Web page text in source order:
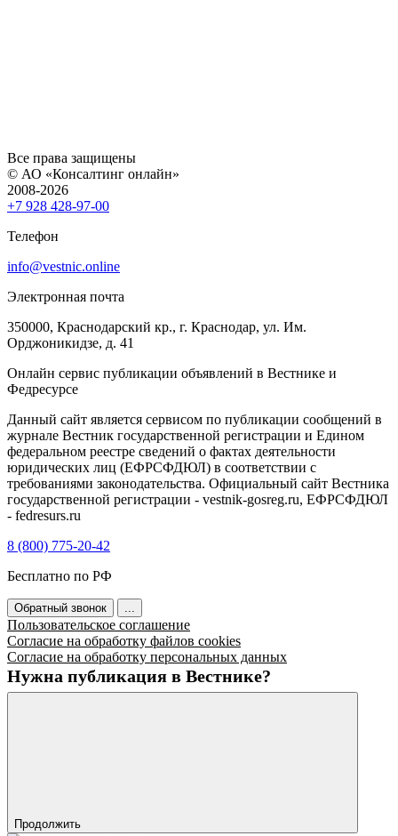
Все права защищены
© АО «Консалтинг онлайн»
2008-2026
+7 928 428-97-00
Телефон
info@vestnic.online
Электронная почта
350000, Краснодарский кр., г. Краснодар, ул. Им.
Орджоникидзе, д. 41
Онлайн сервис публикации объявлений в Вестнике и
Федресурсе
Данный сайт является сервисом по публикации сообщений в
журнале Вестник государственной регистрации и Едином
федеральном реестре сведений о фактах деятельности
юридических лиц (ЕФРСФДЮЛ) в соответствии с
требованиями законодательства. Официальный сайт Вестника
государственной регистрации - vestnik-gosreg.ru, ЕФРСФДЮЛ
- fedresurs.ru
8 (800) 775-20-42
Бесплатно по РФ
Обратный звонок ...
Пользовательское соглашение
Согласие на обработку файлов cookies
Согласие на обработку персональных данных
Нужна публикация в Вестнике?
Продолжить